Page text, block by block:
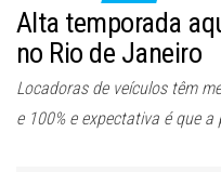
Alta temporada
no Rio de Janeiro
Locadoras de veículos têm
e 100% e expectativa é que